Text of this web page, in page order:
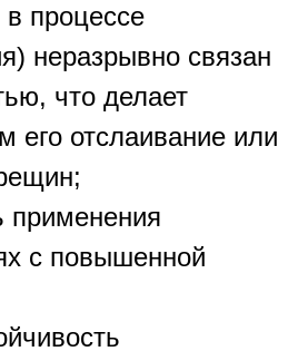
процессе
неразрывно связан
что делает
его отслаивание или
применения
с повышенной